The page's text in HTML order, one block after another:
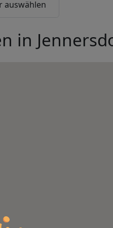
auswählen
in